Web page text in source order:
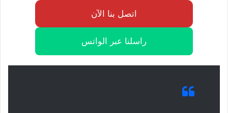
اتصل بنا الآن
راسلنا عبر الواتس